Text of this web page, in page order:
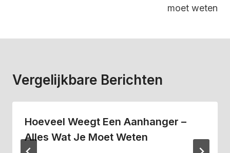
moet weten
Vergelijkbare Berichten
Hoeveel Weegt Een Aanhanger –
Alles Wat Je Moet Weten